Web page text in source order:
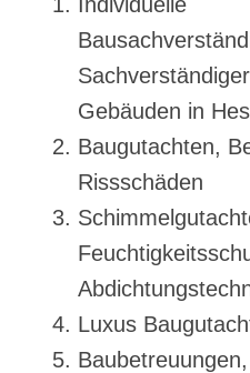
Gebäuden in
Baugutachten,
Rissschäden
Luxus